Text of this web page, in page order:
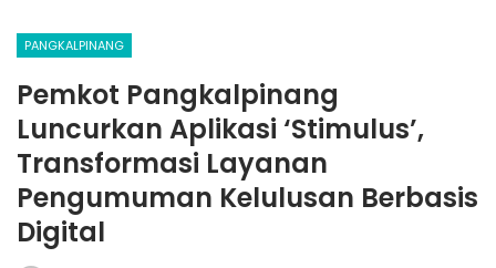
PANGKALPINANG
Pemkot Pangkalpinang
Luncurkan Aplikasi ‘Stimulus’,
Transformasi Layanan
Pengumuman Kelulusan Berbasis
Digital